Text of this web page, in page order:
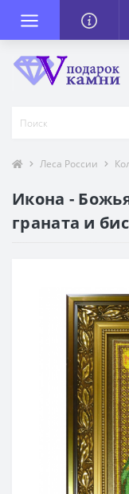
Леса России
Икона -
граната и